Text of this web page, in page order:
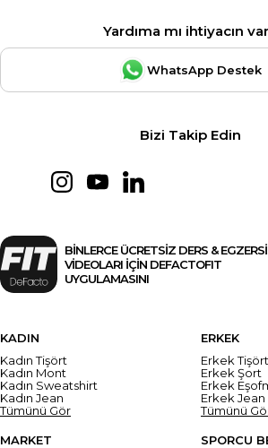
Yardıma mı ihtiyacın
WhatsApp Destek
Bizi Takip Edin
BİNLERCE ÜCRETSİZ DERS &
VİDEOLARI İÇİN DEFACTOFIT
UYGULAMASINI
KADIN
Kadın Tişört
Kadın Mont
Kadın Sweatshirt
Kadın Jean
Tümünü Gör
ERKEK
Erkek Tişört
Erkek Şort
Erkek
Erkek Jean
Tümünü
MARKET
SPORCU